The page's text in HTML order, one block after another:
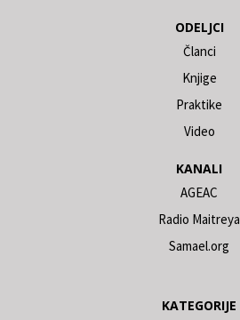
ODELJCI
Članci
Knjige
Praktike
Video
KANALI
AGEAC
Radio Maitreya
Samael.org
KATEGORIJE